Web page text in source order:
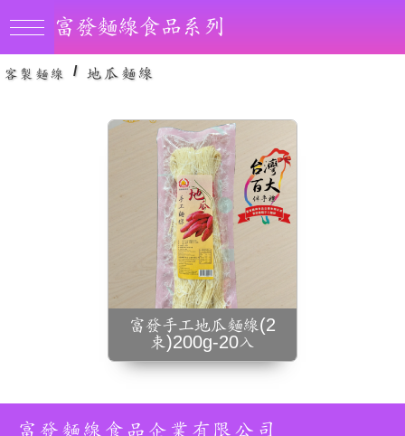
客製麵線 / 地瓜麵線
劑、真空
富發手工地瓜麵線(2
束)200g-20入
富發麵線食品企業有限公司
富發麵線食品系列